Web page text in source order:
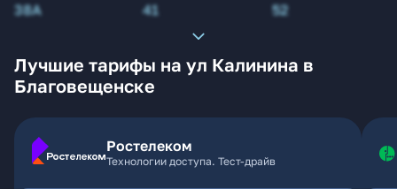
38А
41 52
Лучшие тарифы на ул Калинина в
Благовещенске
Ростелеком
Технологии доступа. Тест-драйв